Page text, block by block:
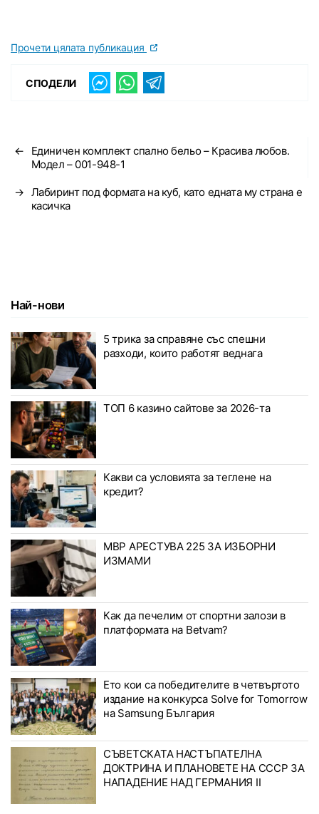
Прочети цялата публикация
СПОДЕЛИ
←
Единичен комплект спално бельо – Красива любов.
Модел – 001-948-1
→ Лабиринт под формата на куб, като едната му страна е
касичка
Най-нови
5 трика за справяне със спешни
разходи, които работят веднага
ТОП 6 казино сайтове за 2026-та
Какви са условията за теглене на
кредит?
МВР АРЕСТУВА 225 ЗА ИЗБОРНИ
ИЗМАМИ
Как да печелим от спортни залози в
платформата на Betvam?
Ето кои са победителите в четвъртото
издание на конкурса Solve for Tomorrow
на Samsung България
СЪВЕТСКАТА НАСТЪПАТЕЛНА
ДОКТРИНА И ПЛАНОВЕТЕ НА СССР ЗА
НАПАДЕНИЕ НАД ГЕРМАНИЯ II